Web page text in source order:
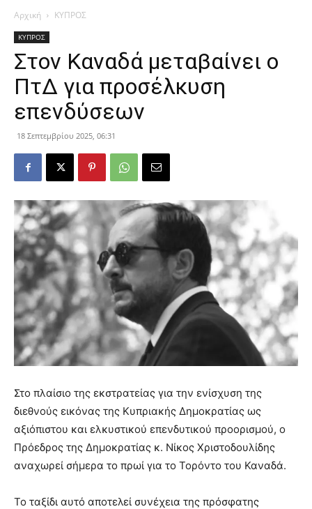
Αρχική ΚΥΠΡΟΣ
ΚΥΠΡΟΣ
Στον Καναδά μεταβαίνει ο
ΠτΔ για προσέλκυση
επενδύσεων
18 Σεπτεμβρίου 2025, 06:31
Στο πλαίσιο της εκστρατείας για την ενίσχυση της
διεθνούς εικόνας της Κυπριακής Δημοκρατίας ως
αξιόπιστου και ελκυστικού επενδυτικού προορισμού, ο
Πρόεδρος της Δημοκρατίας κ. Νίκος Χριστοδουλίδης
αναχωρεί σήμερα το πρωί για το Τορόντο του Καναδά.
Το ταξίδι αυτό αποτελεί συνέχεια της πρόσφατης